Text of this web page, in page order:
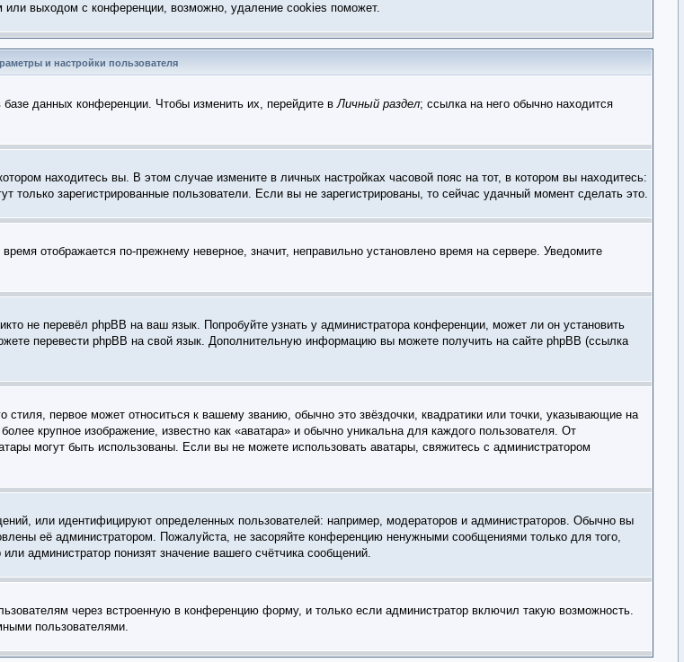
выходом с конференции, возможно, удаление cookies поможет.
и настройки пользователя
данных конференции. Чтобы изменить их, перейдите вЛичный раздел; ссылка на него обычно находится
находитесь вы. В этом случае измените в личных настройках часовой пояс на тот, в котором вы находитесь:
только зарегистрированные пользователи. Если вы не зарегистрированы, то сейчас удачный момент сделать это.
отображается по-прежнему неверное, значит, неправильно установлено время на сервере. Уведомите
не перевёл phpBB на ваш язык. Попробуйте узнать у администратора конференции, может ли он установить
перевести phpBB на свой язык. Дополнительную информацию вы можете получить на сайте phpBB (ссылка
первое может относиться к вашему званию, обычно это звёздочки, квадратики или точки, указывающие на
крупное изображение, известно как «аватара» и обычно уникальна для каждого пользователя. От
могут быть использованы. Если вы не можете использовать аватары, свяжитесь с администратором
или идентифицируют определенных пользователей: например, модераторов и администраторов. Обычно вы
её администратором. Пожалуйста, не засоряйте конференцию ненужными сообщениями только для того,
администратор понизят значение вашего счётчика сообщений.
через встроенную в конференцию форму, и только если администратор включил такую возможность.
пользователями.